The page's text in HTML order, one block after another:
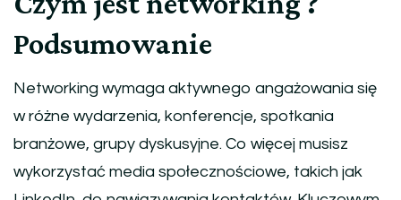
Podsumowanie
Networking wymaga aktywnego angażowania się
w różne wydarzenia, konferencje, spotkania
branżowe, grupy dyskusyjne. Co więcej musisz
wykorzystać media społecznościowe, takich jak